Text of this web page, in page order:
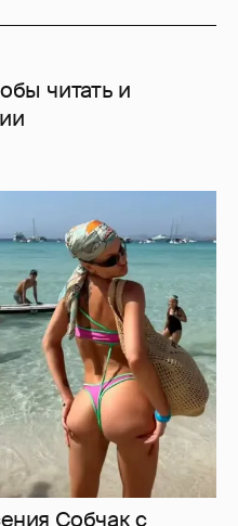
читать и
Собчак с